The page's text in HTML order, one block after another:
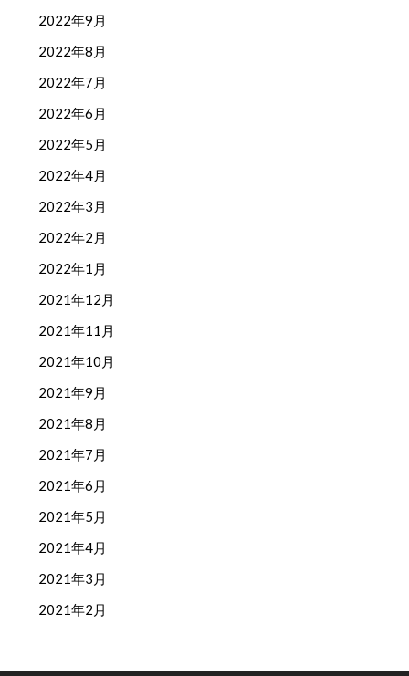
2022年9月
2022年8月
2022年7月
2022年6月
2022年5月
2022年4月
2022年3月
2022年2月
2022年1月
2021年12月
2021年11月
2021年10月
2021年9月
2021年8月
2021年7月
2021年6月
2021年5月
2021年4月
2021年3月
2021年2月